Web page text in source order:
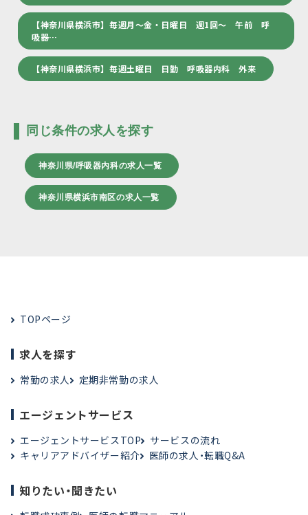
【神奈川県横浜市】毎週月～金・日曜日 週1回～ 午前 呼
吸器…
【神奈川県横浜市】毎週土曜日 日勤 呼吸器内科 外来
同じ条件の求人を探す
神奈川県/呼吸器内科の求人一覧
神奈川県横浜市南区の求人一覧
TOPページ
求人を探す
常勤の求人 定期非常勤の求人
エージェントサービス
エージェントサービスTOP
サービスの流れ
キャリアアドバイザー紹介
医師の求人・転職Q&A
知りたい・聞きたい